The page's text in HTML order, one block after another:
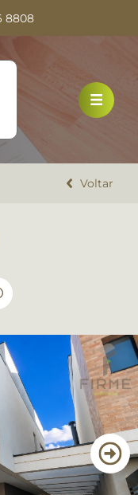
8808
imóvel
Voltar